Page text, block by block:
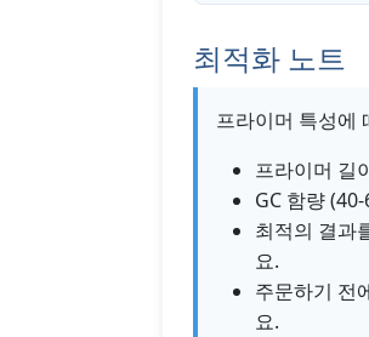
최적화 노트
프라이머 특성에
프라이머 길
GC 함량
최적의 결과
요.
주문하기 전
요.